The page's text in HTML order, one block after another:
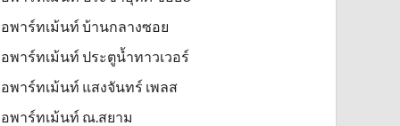
อพาร์ทเม้นท์ บ้านกลางซอย
อพาร์ทเม้นท์ ประตูน้ำทาวเวอร์
อพาร์ทเม้นท์ แสงจันทร์ เพลส
อพาร์ทเม้นท์ ณ.สยาม